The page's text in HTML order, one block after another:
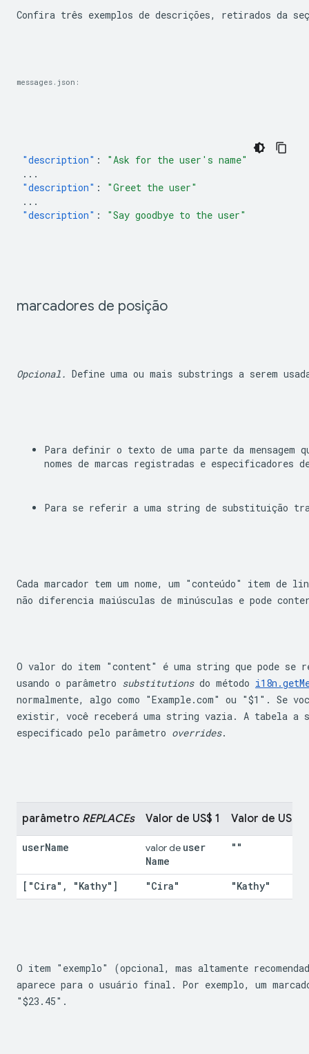
Confira três exemplos de descrições, retirados da
messages.json:
"description" :
"Ask for the user's name"
...
"description" :
"Greet the user"
...
"description" : "Say goodbye to the user"
marcadores de posição
Opcional. Define uma ou mais substrings a serem
Para definir o texto de uma parte da mensagem
nomes de marcas registradas e especificadores
Para se referir a uma string de substituição
Cada marcador tem um nome, um "conteúdo" item de
não diferencia maiúsculas de minúsculas e pode
O valor do item "content" é uma string que pode
usando o parâmetro substitutions do método
normalmente, algo como "Example.com" ou "$1". Se
existir, você receberá uma string vazia. A tabela a
especificado pelo parâmetro overrides.
parâmetro REPLACEs Valor de US$ 1 Valor de US $2
userName valor de user
Name
""
["Cira" , "Kathy"] "Cira" "Kathy"
O item "exemplo" (opcional, mas altamente
"$23.45" .